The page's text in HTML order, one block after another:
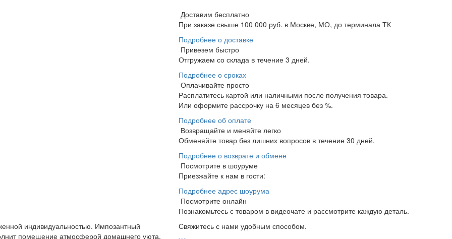
индивидуальностью. Импозантный
помещение атмосферой домашнего уюта.
Доставим бесплатно
При заказе свыше 100 000 руб. в Москве, МО, до терминала ТК
Подробнее о доставке
Привезем быстро
Отгружаем со склада в течение 3 дней.
Подробнее о сроках
Оплачивайте просто
Расплатитесь картой или наличными после получения товара.
Или оформите рассрочку на 6 месяцев без %.
Подробнее об оплате
Возвращайте и меняйте легко
Обменяйте товар без лишних вопросов в течение 30 дней.
Подробнее о возврате и обмене
Посмотрите в шоуруме
Приезжайте к нам в гости:
Подробнее адрес шоурума
Посмотрите онлайн
Познакомьтесь с товаром в видеочате и рассмотрите каждую деталь.
Свяжитесь с нами удобным способом.